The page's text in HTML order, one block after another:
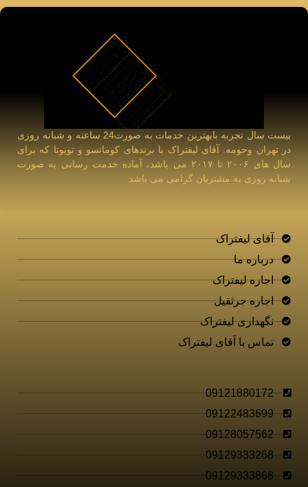
بیست سال تجربه بابهترین خدمات به صورت24 ساعته و شبانه روزی
در تهران وحومه. آقای لیفتراک با برندهای کوماتسو و تویوتا که برای
سال های ۲۰۰۶ تا ۲۰۱۷ می باشد، آماده خدمت رسانی به صورت
شبانه روزی به مشتریان گرامی می باشد
آقای لیفتراک
درباره ما
اجاره لیفتراک
اجاره جرثقیل
نگهداری لیفتراک
تماس با آقای لیفتراک
09121880172
09122483699
09128057562
09129333268
09129333868